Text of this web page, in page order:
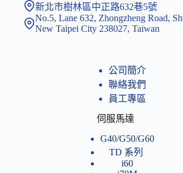
新北市樹林區中正路632巷5號
No.5, Lane 632, Zhongzheng Road,
New Taipei City 238027, Taiwan
公司簡介
聯絡我們
員工專區
伺服馬達
G40/G50/G60
TD 系列
i60